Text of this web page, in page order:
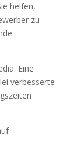
helfen,
zu
Eine
verbesserte